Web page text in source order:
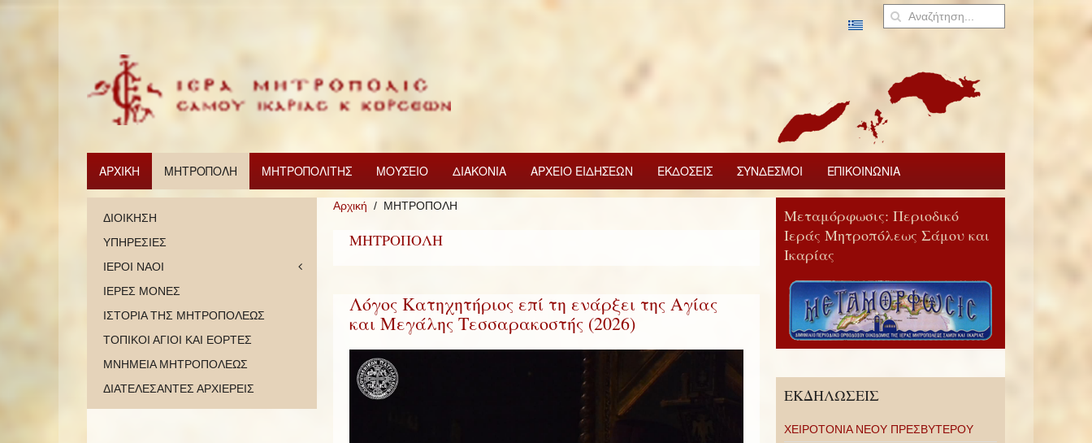
ΑΡΧΙΚΗ ΜΗΤΡΟΠΟΛΗ ΜΗΤΡΟΠΟΛΙΤΗΣ ΜΟΥΣΕΙΟ ΔΙΑΚΟΝΙΑ ΑΡΧΕΙΟ ΕΙΔΗΣΕΩΝ ΕΚΔΟΣΕΙΣ ΣΥΝΔΕΣΜΟΙ ΕΠΙΚΟΙΝΩΝΙΑ
Αρχική ΜΗΤΡΟΠΟΛΗ
ΜΗΤΡΟΠΟΛΗ
Λόγος Κατηχητήριος επί τη ενάρξει της Αγίας
και Μεγάλης Τεσσαρακοστής (2026)
ΔΙΟΙΚΗΣΗ
ΥΠΗΡΕΣΙΕΣ
ΙΕΡΟΙ ΝΑΟΙ
ΙΕΡΕΣ ΜΟΝΕΣ
ΙΣΤΟΡΙΑ ΤΗΣ ΜΗΤΡΟΠΟΛΕΩΣ
ΤΟΠΙΚΟΙ ΑΓΙΟΙ ΚΑΙ ΕΟΡΤΕΣ
ΜΝΗΜΕΙΑ ΜΗΤΡΟΠΟΛΕΩΣ
ΔΙΑΤΕΛΕΣΑΝΤΕΣ ΑΡΧΙΕΡΕΙΣ
Μεταμόρφωσις: Περιοδικό
Ιεράς Μητροπόλεως Σάμου και
Ικαρίας
ΕΚΔΗΛΩΣΕΙΣ
ΧΕΙΡΟΤΟΝΙΑ ΝΕΟΥ ΠΡΕΣΒΥΤΕΡΟΥ